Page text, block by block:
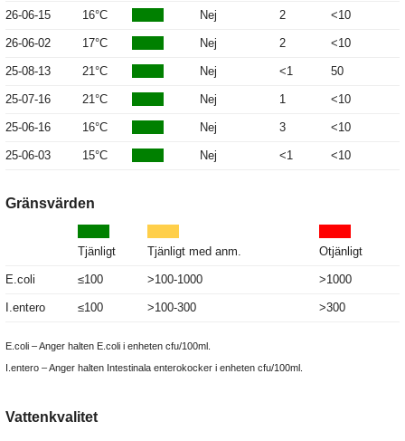
26-06-15 16°C Nej 2 <10
26-06-02 17°C Nej 2 <10
25-08-13 21°C Nej <1 50
25-07-16 21°C Nej 1 <10
25-06-16 16°C Nej 3 <10
25-06-03 15°C Nej <1 <10
Gränsvärden
Tjänligt Tjänligt med anm. Otjänligt
E.coli ≤100 >100-1000 >1000
I.entero ≤100 >100-300 >300
E.coli – Anger halten E.coli i enheten cfu/100ml.
I.entero – Anger halten Intestinala enterokocker i enheten cfu/100ml.
Vattenkvalitet